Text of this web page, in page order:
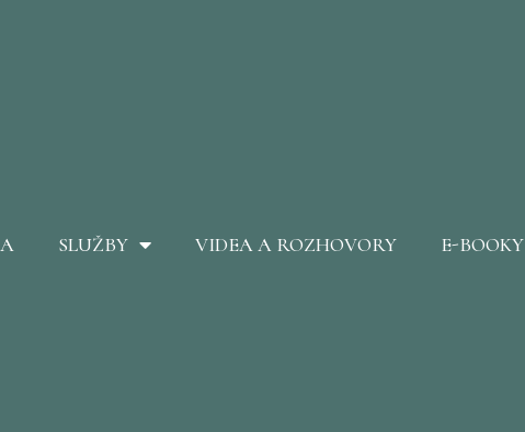
SLUŽBY VIDEA A ROZHOVORY E-BOOKY